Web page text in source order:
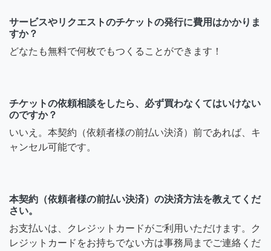
サービスやリクエストのチケットの発行に費用はかかりま
すか？
どなたも無料で何枚でもつくることができます！
チケットの依頼相談をしたら、必ず買わなくてはいけない
のですか？
いいえ。本契約（依頼者様の前払い決済）前であれば、キ
ャンセル可能です。
本契約（依頼者様の前払い決済）の決済方法を教えてくだ
さい。
お支払いは、クレジットカードがご利用いただけます。ク
レジットカードをお持ちでない方は事務局までご連絡くだ